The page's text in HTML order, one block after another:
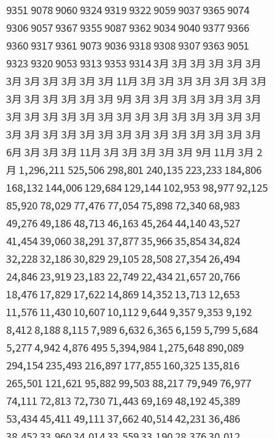
9351 9078 9060 9324 9319 9322 9059 9037 9365 9074
9306 9057 9367 9355 9087 9362 9034 9040 9377 9366
9360 9317 9361 9073 9036 9318 9308 9307 9363 9051
9323 9320 9053 9313 9353 9314 3月 3月 3月 3月 3月 3月
3月 3月 3月 3月 3月 3月 11月 3月 3月 3月 3月 3月 3月 3月
3月 3月 3月 3月 3月 3月 9月 3月 3月 3月 3月 3月 3月 3月
3月 3月 3月 3月 3月 3月 3月 3月 3月 3月 3月 3月 3月 3月
3月 3月 3月 3月 3月 3月 3月 3月 3月 3月 3月 3月 3月 3月
6月 3月 3月 3月 11月 3月 3月 3月 3月 3月 9月 11月 3月 2
月 1,296,211 525,506 298,801 240,135 223,233 184,806
168,132 144,006 129,684 129,144 102,953 98,977 92,125
85,920 78,029 77,476 77,054 75,898 72,340 68,983
49,276 49,186 48,713 46,163 45,264 44,140 43,527
41,454 39,060 38,291 37,877 35,966 35,854 34,824
32,228 32,186 30,829 29,105 28,508 27,354 26,494
24,846 23,919 23,183 22,749 22,434 21,657 20,766
18,476 17,829 17,622 14,869 14,352 13,713 12,653
11,576 11,430 10,607 10,112 9,644 9,357 9,353 9,192
8,412 8,188 8,115 7,989 6,632 6,365 6,159 5,799 5,684
5,277 4,942 4,876 495 5,394,984 1,275,648 890,089
294,154 235,493 216,897 177,855 160,325 135,816
265,501 121,621 95,882 99,503 88,217 79,949 76,977
74,111 72,813 72,730 71,443 69,169 48,192 45,389
53,434 45,411 49,111 37,662 40,514 42,231 36,486